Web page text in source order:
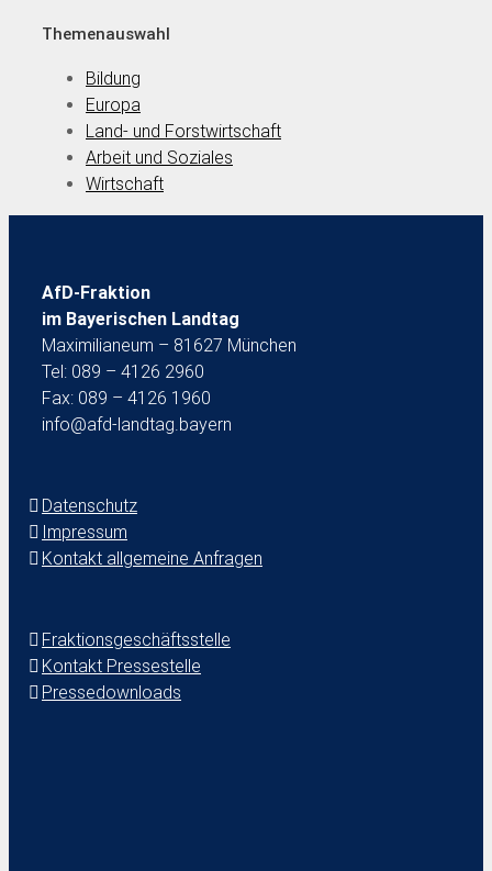
Themenauswahl
Bildung
Europa
Land- und Forstwirtschaft
Arbeit und Soziales
Wirtschaft
AfD-Fraktion
im Bayerischen Landtag
Maximilianeum – 81627 München
Tel: 089 – 4126 2960
Fax: 089 – 4126 1960
info@afd-landtag.bayern
Datenschutz
Impressum
Kontakt allgemeine Anfragen
Fraktionsgeschäftsstelle
Kontakt Pressestelle
Pressedownloads